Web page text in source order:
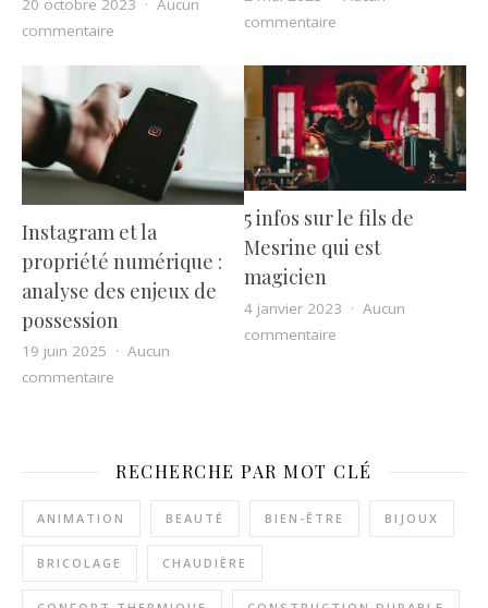
20 octobre 2023
Aucun
commentaire sur Conseils et astuces pour les photographes
commentaire
Instagram et la
propriété numérique :
analyse des enjeux de
possession
19 juin 2025
Aucun
commentaire
5 infos sur le fils de
Mesrine qui est
magicien
4 janvier 2023
Aucun
commentaire
RECHERCHE PAR MOT CLÉ
ANIMATION BEAUTÉ BIEN-ÊTRE BIJOUX
BRICOLAGE CHAUDIÈRE